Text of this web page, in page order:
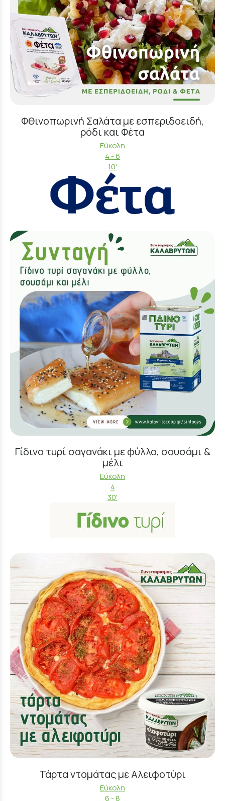
Φθινοπωρινή Σαλάτα με εσπεριδοειδή,
ρόδι και Φέτα
Εύκολη
4 - 6
10'
Γίδινο τυρί σαγανάκι με φύλλο, σουσάμι &
μέλι
Εύκολη
4
30'
Τάρτα ντομάτας με Αλειφοτύρι
Εύκολη
6 - 8